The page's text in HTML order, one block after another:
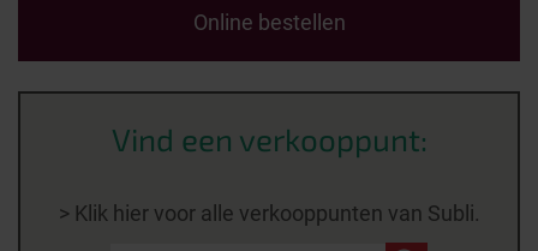
Online bestellen
Vind een verkooppunt:
> Klik hier voor alle verkooppunten van Subli.